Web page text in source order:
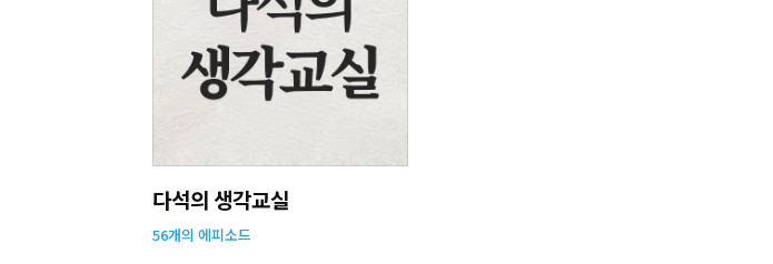
다석의 생각교실
56개의 에피소드